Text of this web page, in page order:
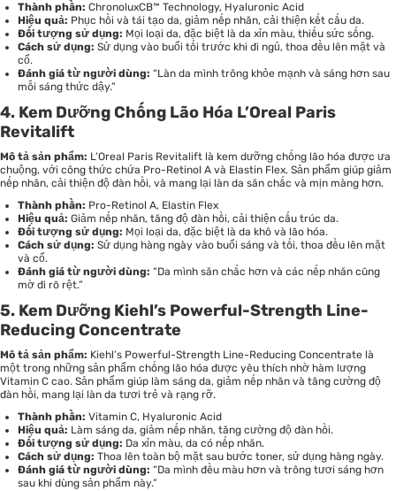
Thành phần: ChronoluxCB™ Technology, Hyaluronic Acid
Hiệu quả: Phục hồi và tái tạo da, giảm nếp nhăn, cải thiện kết cấu da.
Đối tượng sử dụng: Mọi loại da, đặc biệt là da xỉn màu, thiếu sức sống.
Cách sử dụng: Sử dụng vào buổi tối trước khi đi ngủ, thoa đều lên mặt và
cổ.
Đánh giá từ người dùng: “Làn da mình trông khỏe mạnh và sáng hơn sau
mỗi sáng thức dậy.”
4. Kem Dưỡng Chống Lão Hóa L’Oreal Paris
Revitalift
Mô tả sản phẩm: L’Oreal Paris Revitalift là kem dưỡng chống lão hóa được ưa
chuộng, với công thức chứa Pro-Retinol A và Elastin Flex. Sản phẩm giúp giảm
nếp nhăn, cải thiện độ đàn hồi, và mang lại làn da săn chắc và mịn màng hơn.
Thành phần: Pro-Retinol A, Elastin Flex
Hiệu quả: Giảm nếp nhăn, tăng độ đàn hồi, cải thiện cấu trúc da.
Đối tượng sử dụng: Mọi loại da, đặc biệt là da khô và lão hóa.
Cách sử dụng: Sử dụng hàng ngày vào buổi sáng và tối, thoa đều lên mặt
và cổ.
Đánh giá từ người dùng: “Da mình săn chắc hơn và các nếp nhăn cũng
mờ đi rõ rệt.”
5. Kem Dưỡng Kiehl’s Powerful-Strength Line-
Reducing Concentrate
Mô tả sản phẩm: Kiehl’s Powerful-Strength Line-Reducing Concentrate là
một trong những sản phẩm chống lão hóa được yêu thích nhờ hàm lượng
Vitamin C cao. Sản phẩm giúp làm sáng da, giảm nếp nhăn và tăng cường độ
đàn hồi, mang lại làn da tươi trẻ và rạng rỡ.
Thành phần: Vitamin C, Hyaluronic Acid
Hiệu quả: Làm sáng da, giảm nếp nhăn, tăng cường độ đàn hồi.
Đối tượng sử dụng: Da xỉn màu, da có nếp nhăn.
Cách sử dụng: Thoa lên toàn bộ mặt sau bước toner, sử dụng hàng ngày.
Đánh giá từ người dùng: “Da mình đều màu hơn và trông tươi sáng hơn
sau khi dùng sản phẩm này.”